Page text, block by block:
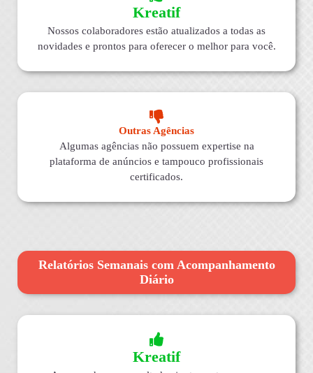
Kreatif
Nossos colaboradores estão atualizados a todas as
novidades e prontos para oferecer o melhor para você.
Outras Agências
Algumas agências não possuem expertise na
plataforma de anúncios e tampouco profissionais
certificados.
Relatórios Semanais com Acompanhamento
Diário
Kreatif